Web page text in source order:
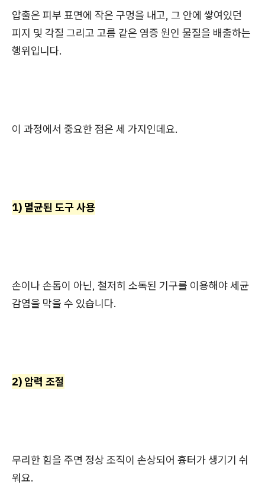
압출은 피부 표면에 작은 구멍을 내고, 그 안에 쌓여있던
피지 및 각질 그리고 고름 같은 염증 원인 물질을 배출하는
행위입니다.
이 과정에서 중요한 점은 세 가지인데요.
1) 멸균된 도구 사용
손이나 손톱이 아닌, 철저히 소독된 기구를 이용해야 세균
감염을 막을 수 있습니다.
2) 압력 조절
무리한 힘을 주면 정상 조직이 손상되어 흉터가 생기기 쉬
워요.